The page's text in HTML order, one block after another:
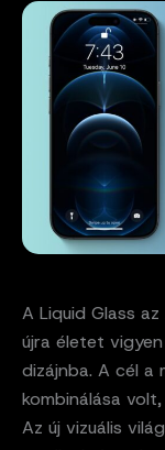
A Liquid Glass
újra életet
dizájnba. A cél a
kombinálása
Az új vizuális